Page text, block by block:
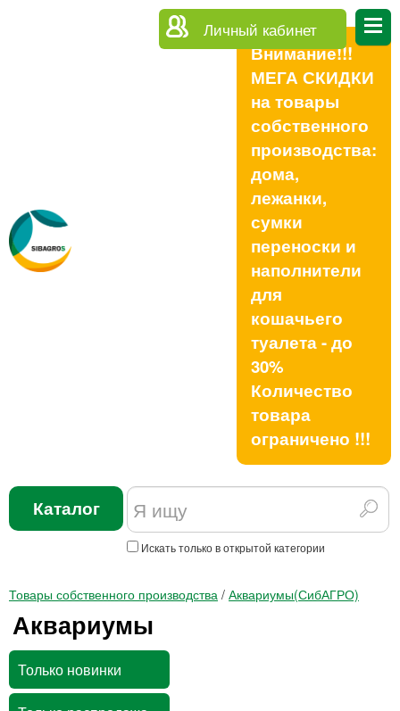
Личный кабинет
Внимание!!!
МЕГА СКИДКИ
на товары
собственного
производства:
дома,
лежанки,
сумки
переноски и
наполнители
для
кошачьего
туалета - до
30%
Количество
товара
ограничено !!!
Каталог
Искать только в открытой категории
Товары собственного производства / Аквариумы(СибАГРО)
Аквариумы
Только новинки